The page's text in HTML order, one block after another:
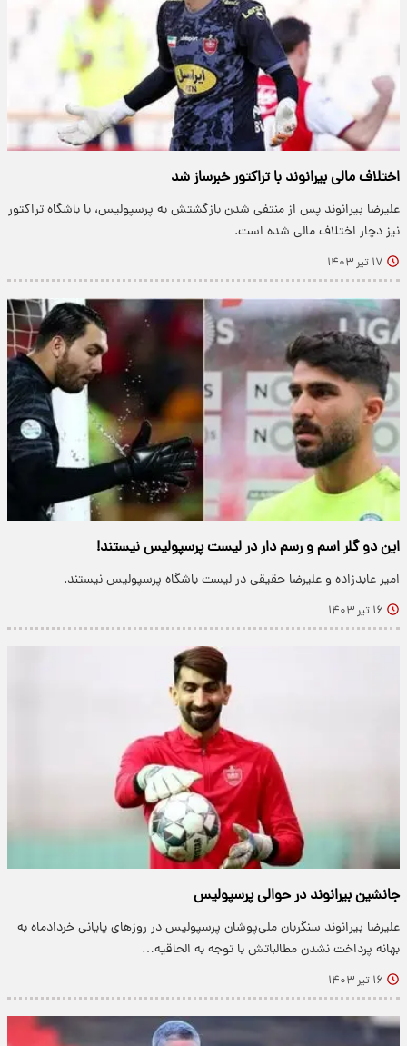
اختلاف مالی بیرانوند با تراکتور خبرساز شد
علیرضا بیرانوند پس از منتفی شدن بازگشتش به پرسپولیس، با باشگاه تراکتور
نیز دچار اختلاف مالی شده است.
۱۷ تیر ۱۴۰۳
این دو گلر اسم و رسم دار در لیست پرسپولیس نیستند!
امیر عابدزاده و علیرضا حقیقی در لیست باشگاه پرسپولیس نیستند.
۱۶ تیر ۱۴۰۳
جانشین بیرانوند در حوالی پرسپولیس
علیرضا بیرانوند سنگربان ملی‌پوشان پرسپولیس در روزهای پایانی خردادماه به
بهانه پرداخت نشدن مطالباتش با توجه به الحاقیه…
۱۶ تیر ۱۴۰۳